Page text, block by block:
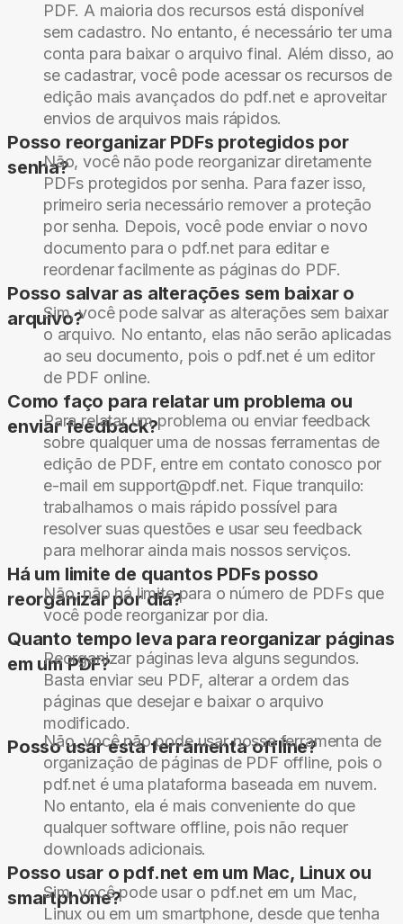
PDF. A maioria dos recursos está disponível
sem cadastro. No entanto, é necessário ter uma
conta para baixar o arquivo final. Além disso, ao
se cadastrar, você pode acessar os recursos de
edição mais avançados do pdf.net e aproveitar
envios de arquivos mais rápidos.
Posso reorganizar PDFs protegidos por
senha?Não, você não pode reorganizar diretamente
PDFs protegidos por senha. Para fazer isso,
primeiro seria necessário remover a proteção
por senha. Depois, você pode enviar o novo
documento para o pdf.net para editar e
reordenar facilmente as páginas do PDF.
Posso salvar as alterações sem baixar o
arquivo?
Sim, você pode salvar as alterações sem baixar
o arquivo. No entanto, elas não serão aplicadas
ao seu documento, pois o pdf.net é um editor
de PDF online.
Como faço para relatar um problema ou
enviar feedback?
Para relatar um problema ou enviar feedback
sobre qualquer uma de nossas ferramentas de
edição de PDF, entre em contato conosco por
e-mail em support@pdf.net. Fique tranquilo:
trabalhamos o mais rápido possível para
resolver suas questões e usar seu feedback
para melhorar ainda mais nossos serviços.
Há um limite de quantos PDFs posso
reorganizar por dia?
Não, não há limite para o número de PDFs que
você pode reorganizar por dia.
Quanto tempo leva para reorganizar páginas
em um PDF?
Reorganizar páginas leva alguns segundos.
Basta enviar seu PDF, alterar a ordem das
páginas que desejar e baixar o arquivo
modificado.
Posso usar esta ferramenta offline?
Não, você não pode usar nossa ferramenta de
organização de páginas de PDF offline, pois o
pdf.net é uma plataforma baseada em nuvem.
No entanto, ela é mais conveniente do que
qualquer software offline, pois não requer
downloads adicionais.
Posso usar o pdf.net em um Mac, Linux ou
smartphone?
Sim, você pode usar o pdf.net em um Mac,
Linux ou em um smartphone, desde que tenha